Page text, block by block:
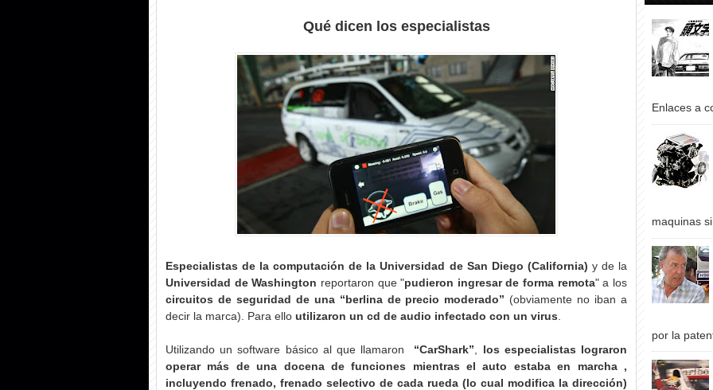
Qué dicen los especialistas
Especialistas de la computación de la Universidad de San Diego (California) y de la
Universidad de Washington reportaron que "pudieron ingresar de forma remota" a los
circuitos de seguridad de una “berlina de precio moderado” (obviamente no iban a
decir la marca). Para ello utilizaron un cd de audio infectado con un virus
Utilizando un software básico al que llamaron “CarShark”
los especialistas lograron
operar más de una docena de funciones mientras el auto estaba en marcha ,
incluyendo frenado, frenado selectivo de cada rueda (lo cual modifica la dirección)
Enlaces a
maquinas
por la